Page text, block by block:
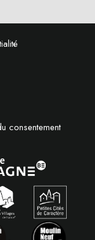
consentement